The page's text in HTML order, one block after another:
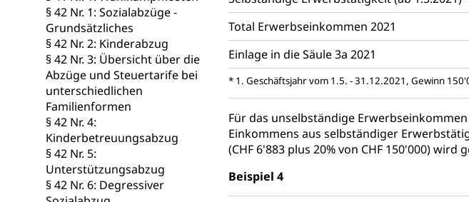
§ 42 Nr. 1: Sozialabzüge -
Grundsätzliches
§ 42 Nr. 2: Kinderabzug
§ 42 Nr. 3: Übersicht über die
Abzüge und Steuertarife bei
unterschiedlichen
Familienformen
§ 42 Nr. 4:
Kinderbetreuungsabzug
§ 42 Nr. 5:
Unterstützungsabzug
§ 42 Nr. 6: Degressiver
Total Erwerbseinkommen 2021
Einlage in die Säule 3a 2021
* 1. Geschäftsjahr vom 1.5. - 31.12.2021, Gewinn
Für das unselbständige
Einkommens aus selbständiger
(CHF 6'883 plus 20% von CHF 150'000)
Beispiel 4